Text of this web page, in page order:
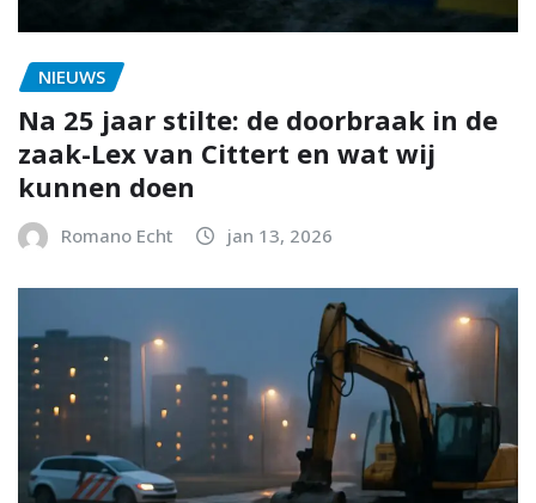
NIEUWS
Na 25 jaar stilte: de doorbraak in de
zaak-Lex van Cittert en wat wij
kunnen doen
Romano Echt jan 13, 2026